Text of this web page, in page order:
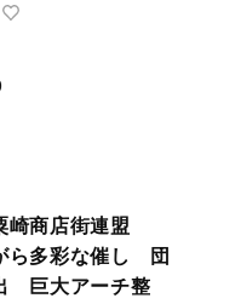
商店街連盟
ら多彩な催し 団
巨大アーチ整